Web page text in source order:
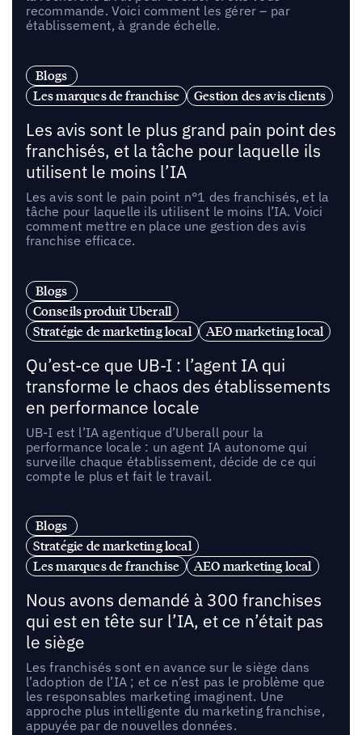
recommande. Voici comment les gérer – par
établissement, à grande échelle.
Blogs
Les marques de franchise
Gestion des avis clients
Les avis sont le plus grand pain point des
franchisés, et la tâche pour laquelle ils
utilisent le moins l’IA
Les avis sont le pain point n°1 des franchisés, et la
tâche pour laquelle ils utilisent le moins l’IA. Voici
comment mettre en place une gestion des avis
franchise efficace.
Blogs
Conseils produit Uberall
Stratégie de marketing local
AEO marketing local
Qu’est-ce que UB-I : l’agent IA qui
transforme le chaos des établissements
en performance locale
UB-I est l’IA agentique d’Uberall pour la
performance locale : un agent IA autonome qui
surveille chaque établissement, décide de ce qui
compte le plus et fait le travail.
Blogs
Stratégie de marketing local
Les marques de franchise
AEO marketing local
Nous avons demandé à 300 franchises
qui est en tête sur l’IA, et ce n’était pas
le siège
Les franchisés sont en avance sur le siège dans
l’adoption de l’IA ; et ce n’est pas le problème que
les responsables marketing imaginent. Une
approche plus intelligente du marketing franchise,
appuyée par de nouvelles données.